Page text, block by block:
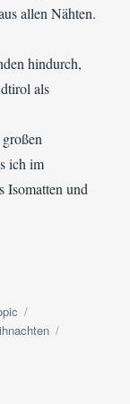
allen Nähten.
hindurch,
als
ich im
Isomatten und